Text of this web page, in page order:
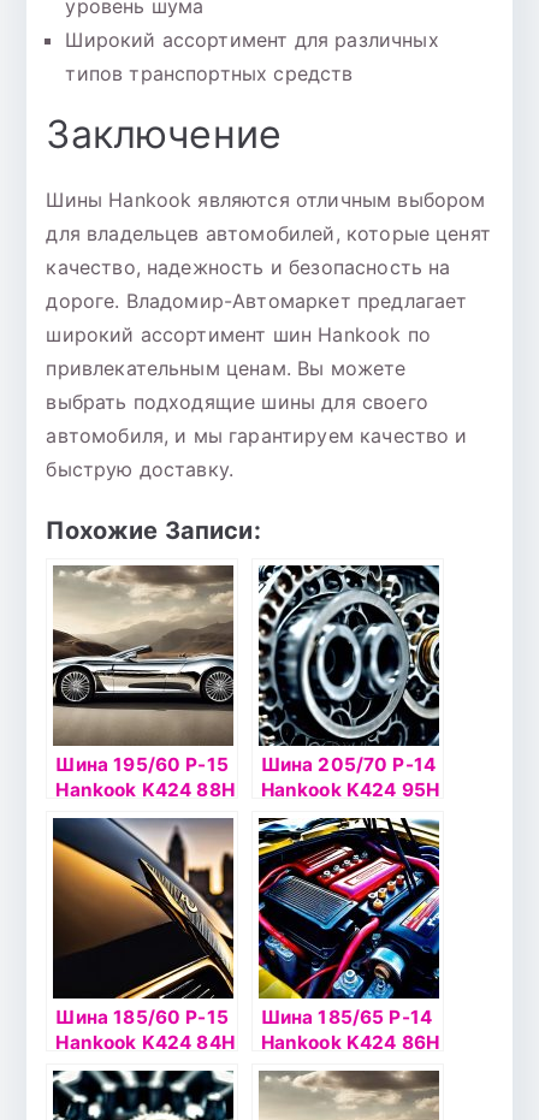
уровень шума
Широкий ассортимент для различных
типов транспортных средств
Заключение
Шины Hankook являются отличным выбором
для владельцев автомобилей, которые ценят
качество, надежность и безопасность на
дороге. Владомир-Автомаркет предлагает
широкий ассортимент шин Hankook по
привлекательным ценам. Вы можете
выбрать подходящие шины для своего
автомобиля, и мы гарантируем качество и
быструю доставку.
Похожие Записи:
Шина 195/60 Р-15
Hankook K424 88Н
б/к
Шина 205/70 Р-14
Hankook K424 95H
б/к
Шина 185/60 Р-15
Hankook K424 84H
б/к
Шина 185/65 Р-14
Hankook K424 86H
б/к